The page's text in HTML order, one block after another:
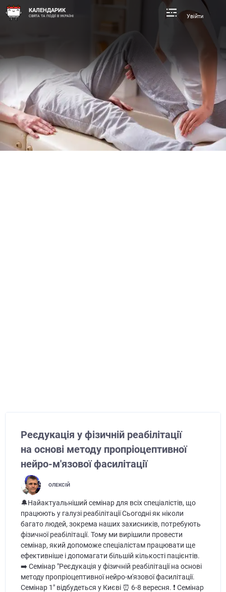
КАЛЕНДАРИК
СВЯТА ТА ПОДІЇ В УКРАЇНІ Увійти
Реєдукація у фізичній реабілітації
на основі методу пропріоцептивної
нейро-м'язової фасилітації
ОЛЕКСІЙ
🔔Найактуальніший семінар для всіх спеціалістів, що
працюють у галузі реабілітації Сьогодні як ніколи
багато людей, зокрема наших захисників, потребують
фізичної реабілітації. Тому ми вирішили провести
семінар, який допоможе спеціалістам працювати ще
ефективніше і допомагати більшій кількості пацієнтів.
➡️ Семінар "Реєдукація у фізичній реабілітації на основі
методу пропріоцептивної нейро-м'язової фасилітації.
Семінар 1" відбудеться у Києві ⏰ 6-8 вересня. ❗️ Семінар